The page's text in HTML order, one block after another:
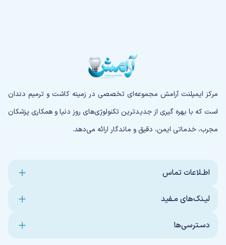
مرکز ایمپلنت آرامش مجموعه‌ای تخصصی در زمینه کاشت و ترمیم دندان
است که با بهره گیری از جدیدترین تکنولوژی‌های روز دنیا و همکاری پزشکان
مجرب، خدماتی ایمن، دقیق و ماندگار ارائه می‌دهد.
اطـلاعات تماس
لیـنک‌های مـفید
دسـترسی‌ها